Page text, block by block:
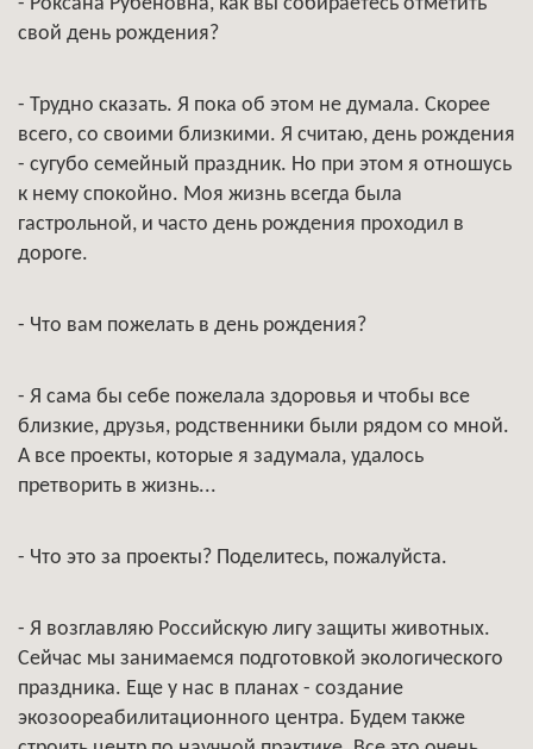
свой день рождения?
- Трудно сказать. Я пока об этом не думала. Скорее
всего, со своими близкими. Я считаю, день рождения
- сугубо семейный праздник. Но при этом я отношусь
к нему спокойно. Моя жизнь всегда была
гастрольной, и часто день рождения проходил в
дороге.
- Что вам пожелать в день рождения?
- Я сама бы себе пожелала здоровья и чтобы все
близкие, друзья, родственники были рядом со мной.
А все проекты, которые я задумала, удалось
претворить в жизнь...
- Что это за проекты? Поделитесь, пожалуйста.
- Я возглавляю Российскую лигу защиты животных.
Сейчас мы занимаемся подготовкой экологического
праздника. Еще у нас в планах - создание
экозоореабилитационного центра. Будем также